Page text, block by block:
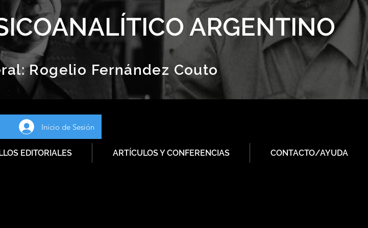
ARGENTINO
Rogelio Fernández Couto
Inicio de Sesión
EDITORIALES ARTÍCULOS Y CONFERENCIAS CONTACTO/AYUDA